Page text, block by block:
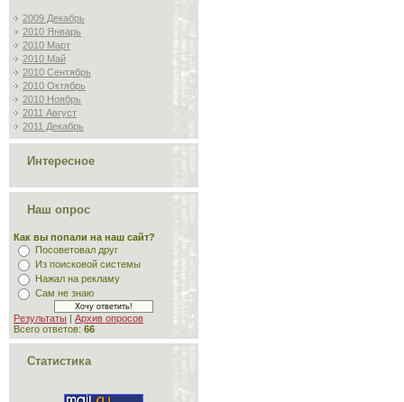
2009 Декабрь
2010 Январь
2010 Март
2010 Май
2010 Сентябрь
2010 Октябрь
2010 Ноябрь
2011 Август
2011 Декабрь
Интересное
Наш опрос
Как вы попали на наш сайт?
Посоветовал друг
Из поисковой системы
Нажал на рекламу
Сам не знаю
Результаты | Архив опросов
Всего ответов: 66
Статистика